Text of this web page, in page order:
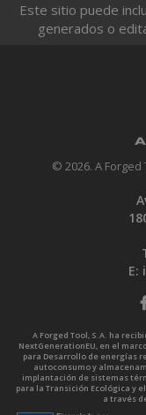
Este sitio puede
generados o
© 2026. A
E:
A Forged Tool, S.A. ha
NextGenerationEU, en el
para Desarrollo de energías
autoconsumo y
implantación de sistemas
para la Transición Ecológica y
a través